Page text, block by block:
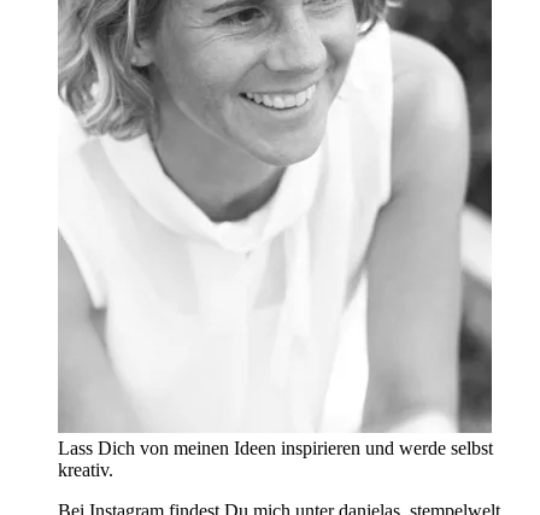
Lass Dich von meinen Ideen inspirieren und werde selbst
kreativ.
Bei Instagram findest Du mich unter danielas_stempelwelt.